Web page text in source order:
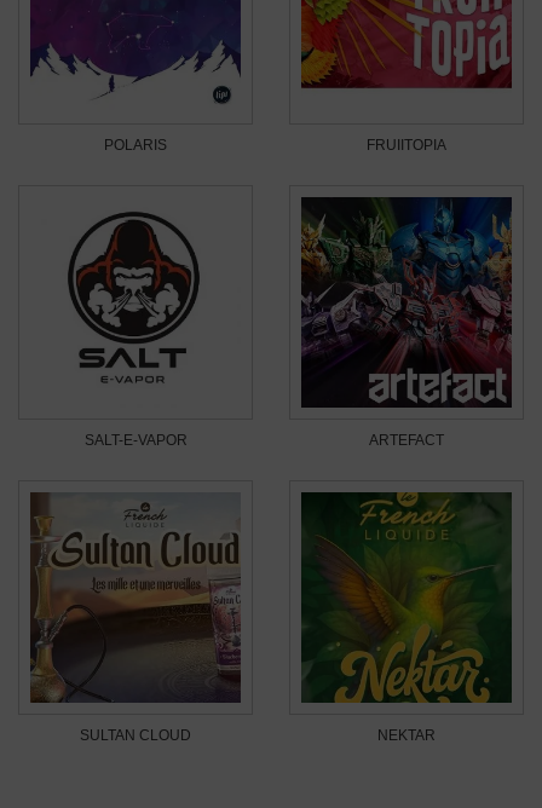
POLARIS FRUIITOPIA
SALT-E-VAPOR ARTEFACT
SULTAN CLOUD NEKTAR